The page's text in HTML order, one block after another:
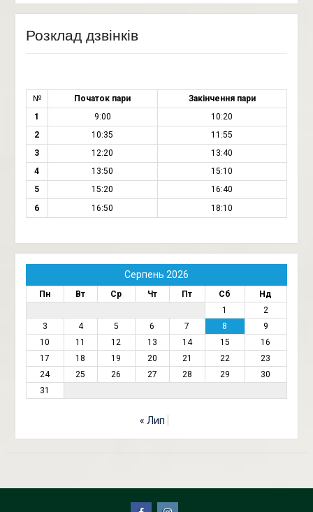
Розклад дзвінків
№ Початок пари
Закінчення пари
1
9:00
10:20
2
10:35
11:55
3
12:20
13:40
4
13:50
15:10
5
15:20
16:40
6
16:50 18:10
Серпень 2026
Пн Вт Ср Чт Пт Сб
Нд
1
2
3
4 5 6 7 8
9
10
11 12 13 14 15
16
17
18 19 20 21 22
23
24
25 26 27 28 29
30
31
« Лип